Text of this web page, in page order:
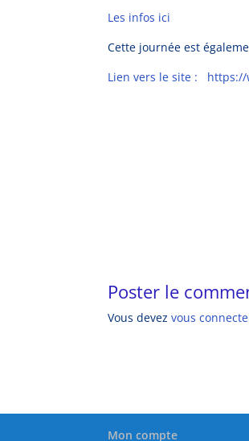
Les infos ici
Cette journée est
Lien vers le site :
Poster le
Vous devezvous
Mon compte